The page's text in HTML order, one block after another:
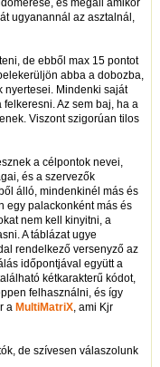
és megáll amikor
ugyanannál az asztalnál,
de ebből max 15 pontot
abba a dobozba,
nyertesei. Mindenki saját
Az sem baj, ha a
Viszont szigorúan tilos
a célpontok nevei,
és a szervezők
álló, mindenkinél más és
egy palackonként más és
nem kell kinyitni, a
A táblázat ugye
rendelkező versenyző az
időpontjával együtt a
kétkarakterű kódot,
felhasználni, és így
a MultiMatriX, ami Kjr
de szívesen válaszolunk